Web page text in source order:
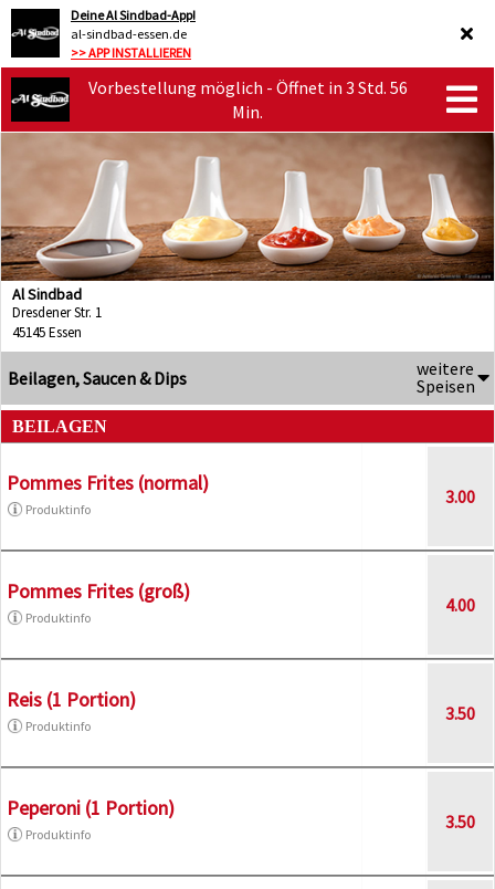
Deine Al Sindbad-App!
al-sindbad-essen.de
>> APP INSTALLIEREN
Vorbestellung möglich - Öffnet in 3 Std. 56
Min.
Al Sindbad
Dresdener Str. 1
45145 Essen
Beilagen, Saucen & Dips
weitere
Speisen
BEILAGEN
Pommes Frites (normal)
Produktinfo
3.00
Pommes Frites (groß)
Produktinfo
4.00
Reis (1 Portion)
Produktinfo
3.50
Peperoni (1 Portion)
Produktinfo
3.50